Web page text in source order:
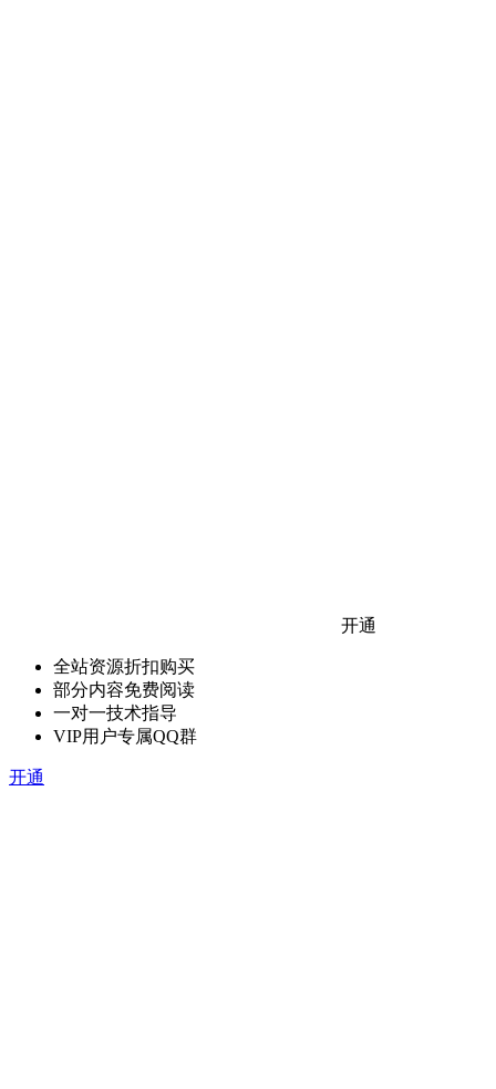
开通
全站资源折扣购买
部分内容免费阅读
一对一技术指导
VIP用户专属QQ群
开通